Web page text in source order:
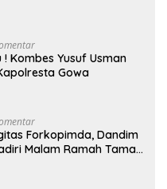
Kombes Yusuf Usman
Gowa
Forkopimda, Dandim
Malam Ramah Tamah